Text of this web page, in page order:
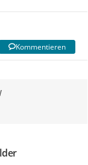
Kommentieren